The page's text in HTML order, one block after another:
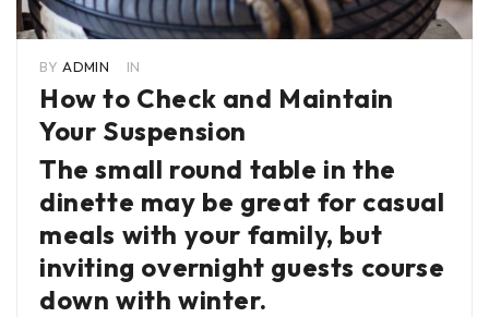
BY ADMIN IN
How to Check and Maintain
Your Suspension
The small round table in the
dinette may be great for casual
meals with your family, but
inviting overnight guests course
down with winter.